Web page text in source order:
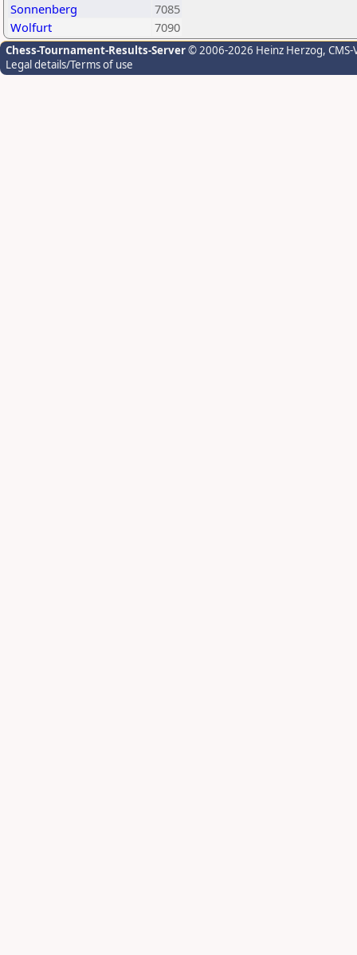
Sonnenberg
7085
Wolfurt
7090
Chess-Tournament-Results-Server© 2006-2026 Heinz Herzog,
Legal details/Terms of use